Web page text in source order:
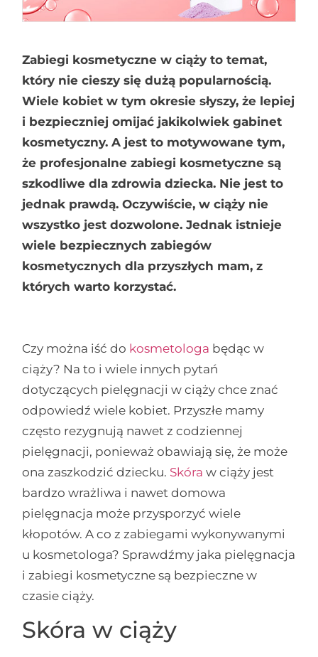
Zabiegi kosmetyczne w ciąży to temat,
który nie cieszy się dużą popularnością.
Wiele kobiet w tym okresie słyszy, że lepiej
i bezpieczniej omijać jakikolwiek gabinet
kosmetyczny. A jest to motywowane tym,
że profesjonalne zabiegi kosmetyczne są
szkodliwe dla zdrowia dziecka. Nie jest to
jednak prawdą. Oczywiście, w ciąży nie
wszystko jest dozwolone. Jednak istnieje
wiele bezpiecznych zabiegów
kosmetycznych dla przyszłych mam, z
których warto korzystać.
Czy można iść do kosmetologa będąc w
ciąży? Na to i wiele innych pytań
dotyczących pielęgnacji w ciąży chce znać
odpowiedź wiele kobiet. Przyszłe mamy
często rezygnują nawet z codziennej
pielęgnacji, ponieważ obawiają się, że może
ona zaszkodzić dziecku. Skóra w ciąży jest
bardzo wrażliwa i nawet domowa
pielęgnacja może przysporzyć wiele
kłopotów. A co z zabiegami wykonywanymi
u kosmetologa? Sprawdźmy jaka pielęgnacja
i zabiegi kosmetyczne są bezpieczne w
czasie ciąży.
Skóra w ciąży